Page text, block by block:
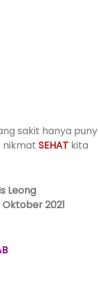
sakit hanya
nikmat SEHAT kita
Leong
2021